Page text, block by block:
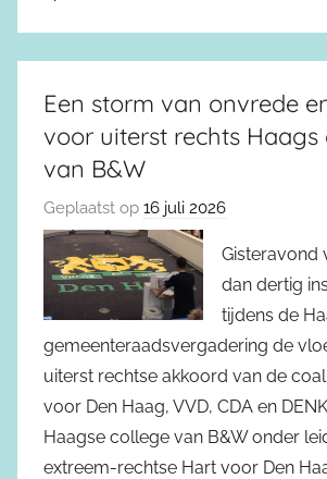
Een storm van onvrede
voor uiterst rechts Haags
van B&W
Geplaatst op 16 juli 2026
Gisteravond
dan dertig
tijdens de
gemeenteraadsvergadering de
uiterst rechtse akkoord van de
voor Den Haag, VVD, CDA en
Haagse college van B&W onder
extreem-rechtse Hart voor Den